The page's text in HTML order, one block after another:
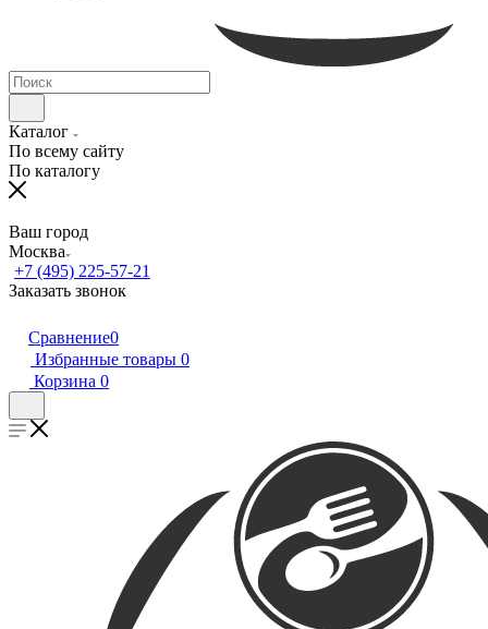
Каталог
По всему сайту
По каталогу
Ваш город
Москва
+7 (495) 225-57-21
Заказать звонок
Сравнение0
Избранные товары 0
Корзина 0